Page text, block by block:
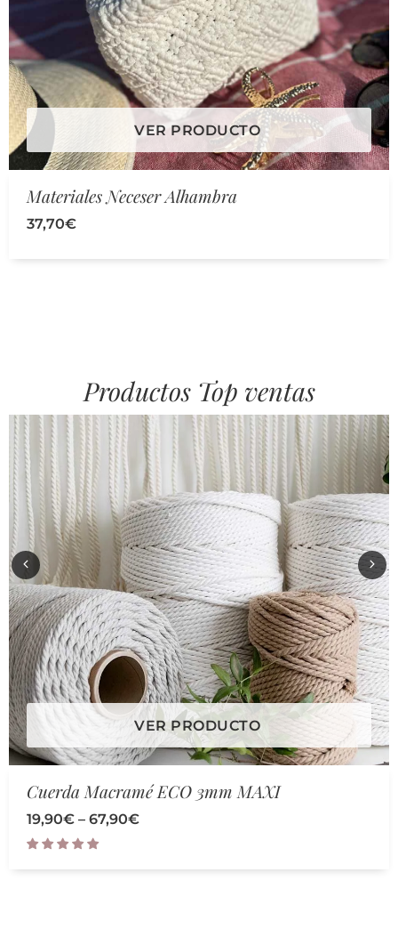
VER PRODUCTO
Materiales Neceser Alhambra
37,70€
Productos Top ventas
VER PRODUCTO
Cuerda Macramé ECO 3mm MAXI
19,90€ – 67,90€